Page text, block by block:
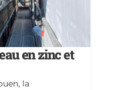
en zinc et
la